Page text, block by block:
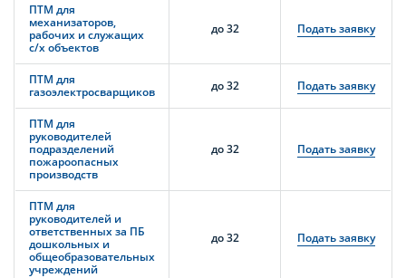
ПТМ для
механизаторов,
рабочих и служащих
с/х объектов
до 32 Подать заявку
ПТМ для
газоэлектросварщиков
до 32 Подать заявку
ПТМ для
руководителей
подразделений
пожароопасных
производств
до 32 Подать заявку
ПТМ для
руководителей и
ответственных за ПБ
дошкольных и
общеобразовательных
учреждений
до 32 Подать заявку